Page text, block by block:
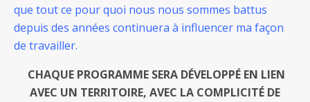
que tout ce pour quoi nous nous sommes battus
depuis des années continuera à influencer ma façon
de travailler.
CHAQUE PROGRAMME SERA DÉVELOPPÉ EN LIEN
AVEC UN TERRITOIRE, AVEC LA COMPLICITÉ DE